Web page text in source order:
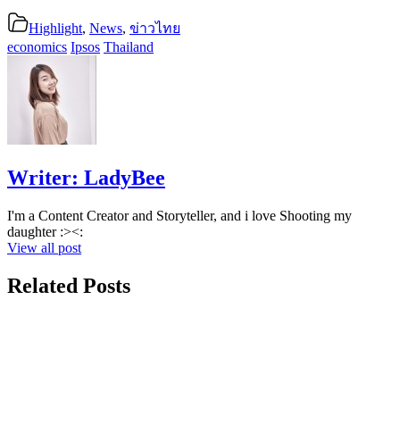
Highlight, News, ข่าวไทย
economics Ipsos Thailand
Writer: LadyBee
I'm a Content Creator and Storyteller, and i love Shooting my
daughter :><:
View all post
Related Posts